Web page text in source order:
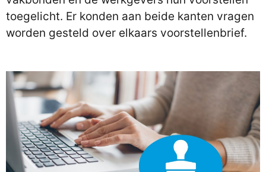
toegelicht. Er konden aan beide kanten vragen
worden gesteld over elkaars voorstellenbrief.